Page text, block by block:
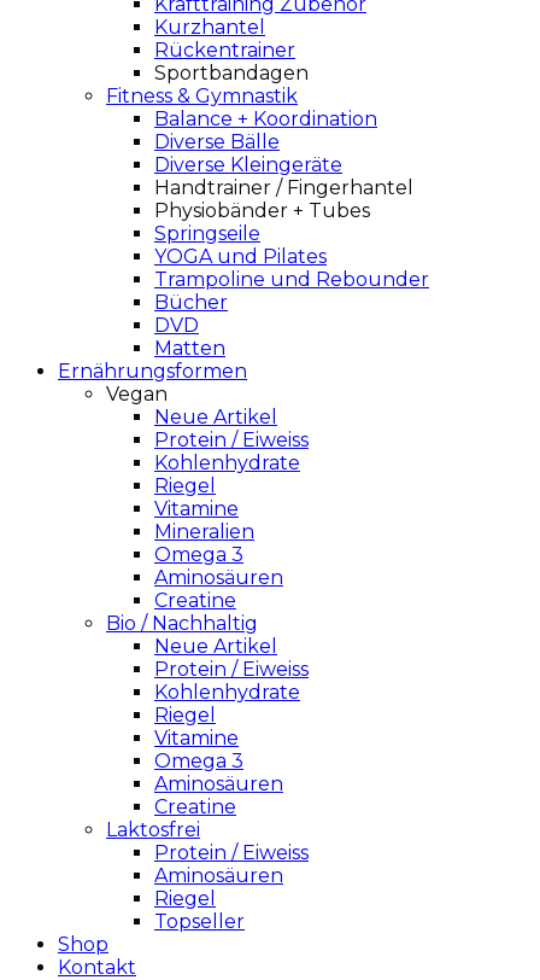
Kurzhantel
Rückentrainer
Sportbandagen
Fitness & Gymnastik
Balance + Koordination
Diverse Bälle
Diverse Kleingeräte
Handtrainer / Fingerhantel
Physiobänder + Tubes
Springseile
YOGA und Pilates
Trampoline und Rebounder
Bücher
DVD
Matten
Ernährungsformen
Vegan
Neue Artikel
Protein / Eiweiss
Kohlenhydrate
Riegel
Vitamine
Mineralien
Omega 3
Aminosäuren
Creatine
Bio / Nachhaltig
Neue Artikel
Protein / Eiweiss
Kohlenhydrate
Riegel
Vitamine
Omega 3
Aminosäuren
Creatine
Laktosfrei
Protein / Eiweiss
Aminosäuren
Riegel
Topseller
Shop
Kontakt